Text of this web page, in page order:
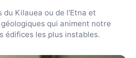
du Kilauea ou de l'Etna et
qui animent notre
édifices les plus instables.